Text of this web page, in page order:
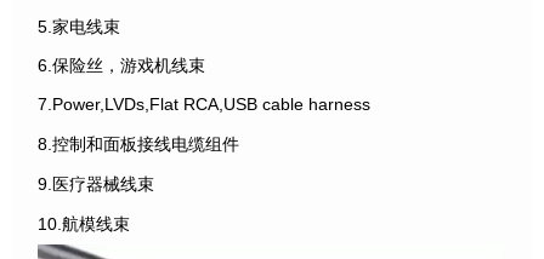
5.家电线束
6.保险丝，游戏机线束
7.Power,LVDs,Flat RCA,USB cable harness
8.控制和面板接线电缆组件
9.医疗器械线束
10.航模线束